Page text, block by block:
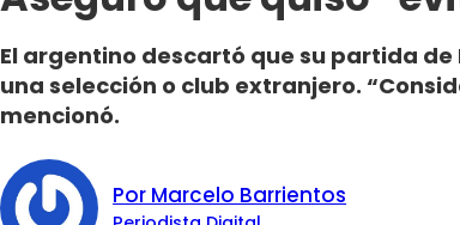
El argentino descartó que su partida
una selección o club extranjero.
mencionó.
Por Marcelo Barrientos